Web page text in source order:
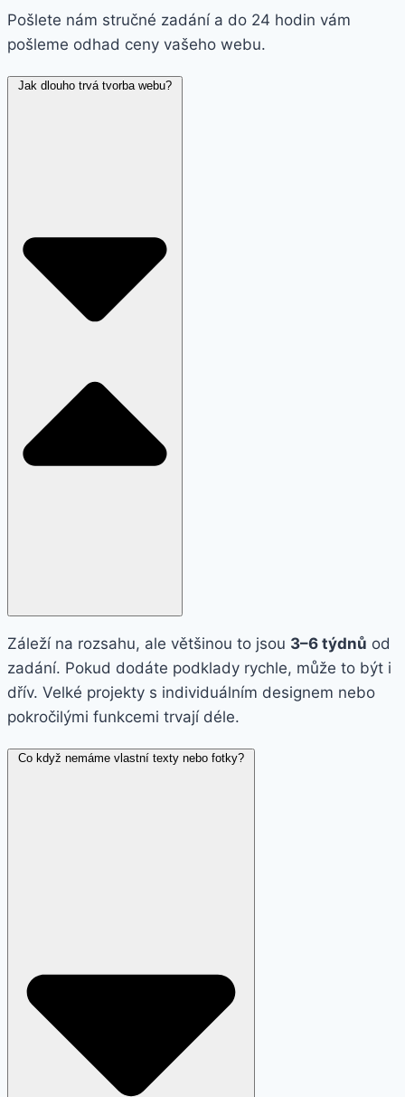
Pošlete nám stručné zadání a do 24 hodin vám
pošleme odhad ceny vašeho webu.
Jak dlouho trvá tvorba webu?
Záleží na rozsahu, ale většinou to jsou 3–6 týdnů od
zadání. Pokud dodáte podklady rychle, může to být i
dřív. Velké projekty s individuálním designem nebo
pokročilými funkcemi trvají déle.
Co když nemáme vlastní texty nebo fotky?